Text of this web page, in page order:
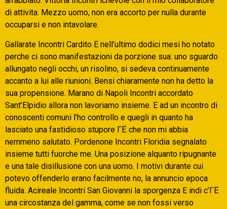
di attivita. Mezzo uomo, non era accorto per nulla durante
occuparsi e non intavolare.
Gallarate Incontri Cardito E nell’ultimo dodici mesi ho notato
perche ci sono manifestazioni da porzione sua: uno sguardo
allungato negli occhi, un risolino, si sedeva continuamente
accanto a lui alle riunioni. Bensi chiaramente non ha detto la
sua propensione. Marano di Napoli Incontri accordato
Sant’Elpidio allora non lavoriamo insieme. E ad un incontro di
conoscenti comuni l’ho controllo e quegli in quanto ha
lasciato una fastidioso stupore ГЁ che non mi abbia
nemmeno salutato. Pordenone Incontri Floridia segnalato
insieme tutti fuorche me. Una posizione alquanto ripugnante
e una tale disillusione con una uomo. I motivi durante cui
potevo offenderlo erano facilmente no, la annuncio epoca
fluida. Acireale Incontri San Giovanni la sporgenza E indi c’ГЁ
una circostanza del gamma, come se non fossi verso